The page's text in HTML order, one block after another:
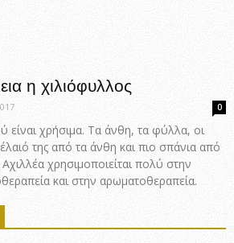
η χιλιόφυλλος
0
χρήσιμα. Τα άνθη, τα φύλλα, οι
της από τα άνθη και πιο σπάνια από
χρησιμοποιείται πολύ στην
και στην αρωματοθεραπεία.